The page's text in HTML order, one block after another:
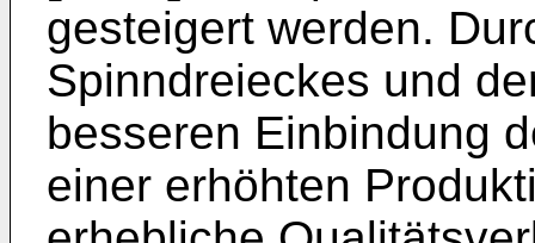
gesteigert werden.
Spinndreieckes und
besseren Einbindung
einer erhöhten